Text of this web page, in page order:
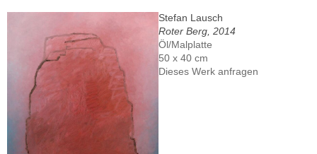
Stefan Lausch
Roter Berg, 2014
Öl/Malplatte
50 x 40 cm
Dieses Werk anfragen